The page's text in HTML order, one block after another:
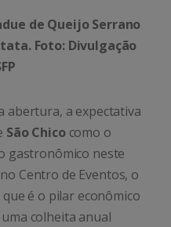
de Queijo Serrano
Foto: Divulgação
abertura, a expectativa
São Chicocomo o
gastronômico neste
Centro de Eventos, o
é o pilar econômico
colheita anual